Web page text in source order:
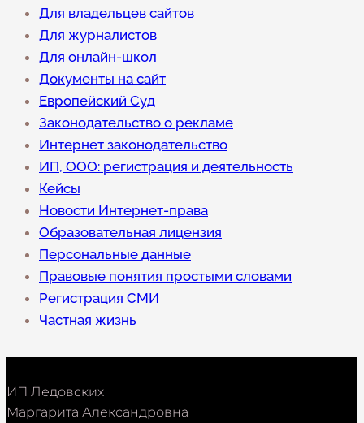
Для владельцев сайтов
Для журналистов
Для онлайн-школ
Документы на сайт
Европейский Суд
Законодательство о рекламе
Интернет законодательство
ИП, ООО: регистрация и деятельность
Кейсы
Новости Интернет-права
Образовательная лицензия
Персональные данные
Правовые понятия простыми словами
Регистрация СМИ
Частная жизнь
ИП Ледовских
Маргарита Александровна